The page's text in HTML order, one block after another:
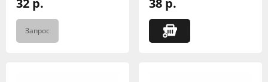
32 р.
Запрос
38 р.